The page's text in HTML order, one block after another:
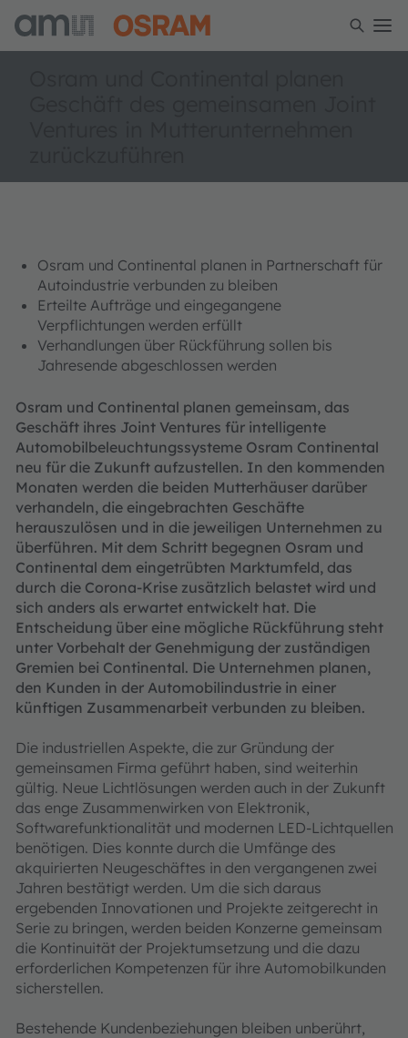
Osram und Continental planen in Partnerschaft für
Autoindustrie verbunden zu bleiben
Erteilte Aufträge und eingegangene
Verpflichtungen werden erfüllt
Verhandlungen über Rückführung sollen bis
Jahresende abgeschlossen werden
Osram und Continental planen gemeinsam, das
Geschäft ihres Joint Ventures für intelligente
Automobilbeleuchtungssysteme Osram Continental
neu für die Zukunft aufzustellen. In den kommenden
Monaten werden die beiden Mutterhäuser darüber
verhandeln, die eingebrachten Geschäfte
herauszulösen und in die jeweiligen Unternehmen zu
überführen. Mit dem Schritt begegnen Osram und
Continental dem eingetrübten Marktumfeld, das
durch die Corona-Krise zusätzlich belastet wird und
sich anders als erwartet entwickelt hat. Die
Entscheidung über eine mögliche Rückführung steht
unter Vorbehalt der Genehmigung der zuständigen
Gremien bei Continental. Die Unternehmen planen,
den Kunden in der Automobilindustrie in einer
künftigen Zusammenarbeit verbunden zu bleiben.
Die industriellen Aspekte, die zur Gründung der
gemeinsamen Firma geführt haben, sind weiterhin
gültig. Neue Lichtlösungen werden auch in der Zukunft
das enge Zusammenwirken von Elektronik,
Softwarefunktionalität und modernen LED-Lichtquellen
benötigen. Dies konnte durch die Umfänge des
akquirierten Neugeschäftes in den vergangenen zwei
Jahren bestätigt werden. Um die sich daraus
ergebenden Innovationen und Projekte zeitgerecht in
Serie zu bringen, werden beiden Konzerne gemeinsam
die Kontinuität der Projektumsetzung und die dazu
erforderlichen Kompetenzen für ihre Automobilkunden
sicherstellen.
Bestehende Kundenbeziehungen bleiben unberührt,